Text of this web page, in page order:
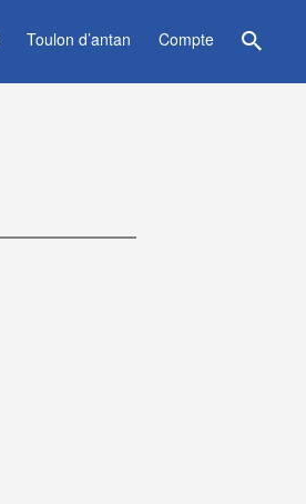
Toulon d’antan Compte